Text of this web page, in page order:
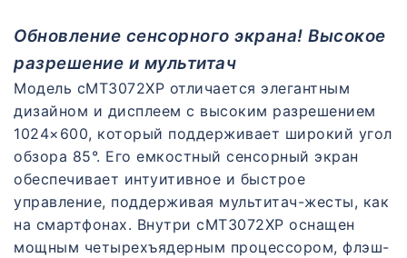
Обновление сенсорного экрана! Высокое
разрешение и мультитач
Модель cMT3072XP отличается элегантным
дизайном и дисплеем с высоким разрешением
1024×600, который поддерживает широкий угол
обзора 85°. Его емкостный сенсорный экран
обеспечивает интуитивное и быстрое
управление, поддерживая мультитач-жесты, как
на смартфонах. Внутри cMT3072XP оснащен
мощным четырехъядерным процессором, флэш-